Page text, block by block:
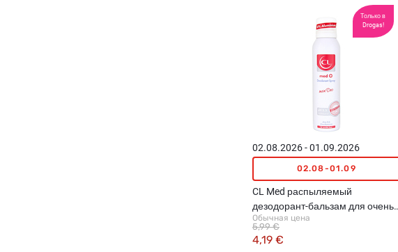
Только в
Drogas!
02.08.2026 - 01.09.2026
02.08-01.09
CL Med распыляемый
дезодорант-бальзам для очень
чувствительной кожи, 150мл
Обычная цена
4,19 €
5,99 €